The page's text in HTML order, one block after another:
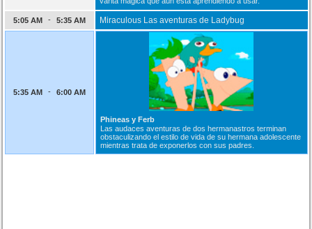
5:05 AM - 5:35 AM Miraculous Las aventuras de Ladybug
5:35 AM - 6:00 AM
Phineas y Ferb
Las audaces aventuras de dos hermanastros terminan
obstaculizando el estilo de vida de su hermana adolescente
mientras trata de exponerlos con sus padres.